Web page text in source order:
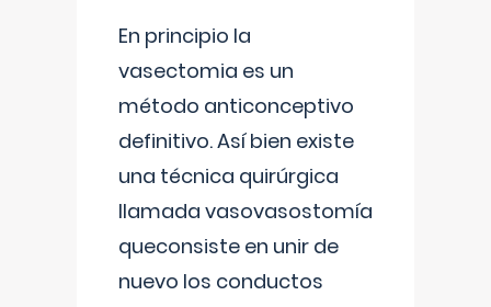
En principio la
vasectomia es un
método anticonceptivo
definitivo. Así bien existe
una técnica quirúrgica
llamada vasovasostomía
queconsiste en unir de
nuevo los conductos